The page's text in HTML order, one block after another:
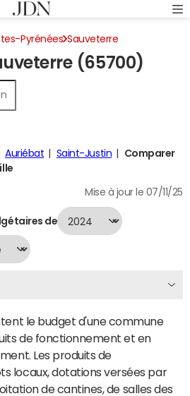
Pyrénées Sauveterre
(65700)
Auriébat Saint-Justin
Comparer
Mise à jour le 07/11/25
de
le budget d'une commune
de fonctionnement et en
Les produits de
locaux, dotations versées par
de cantines, de salles des